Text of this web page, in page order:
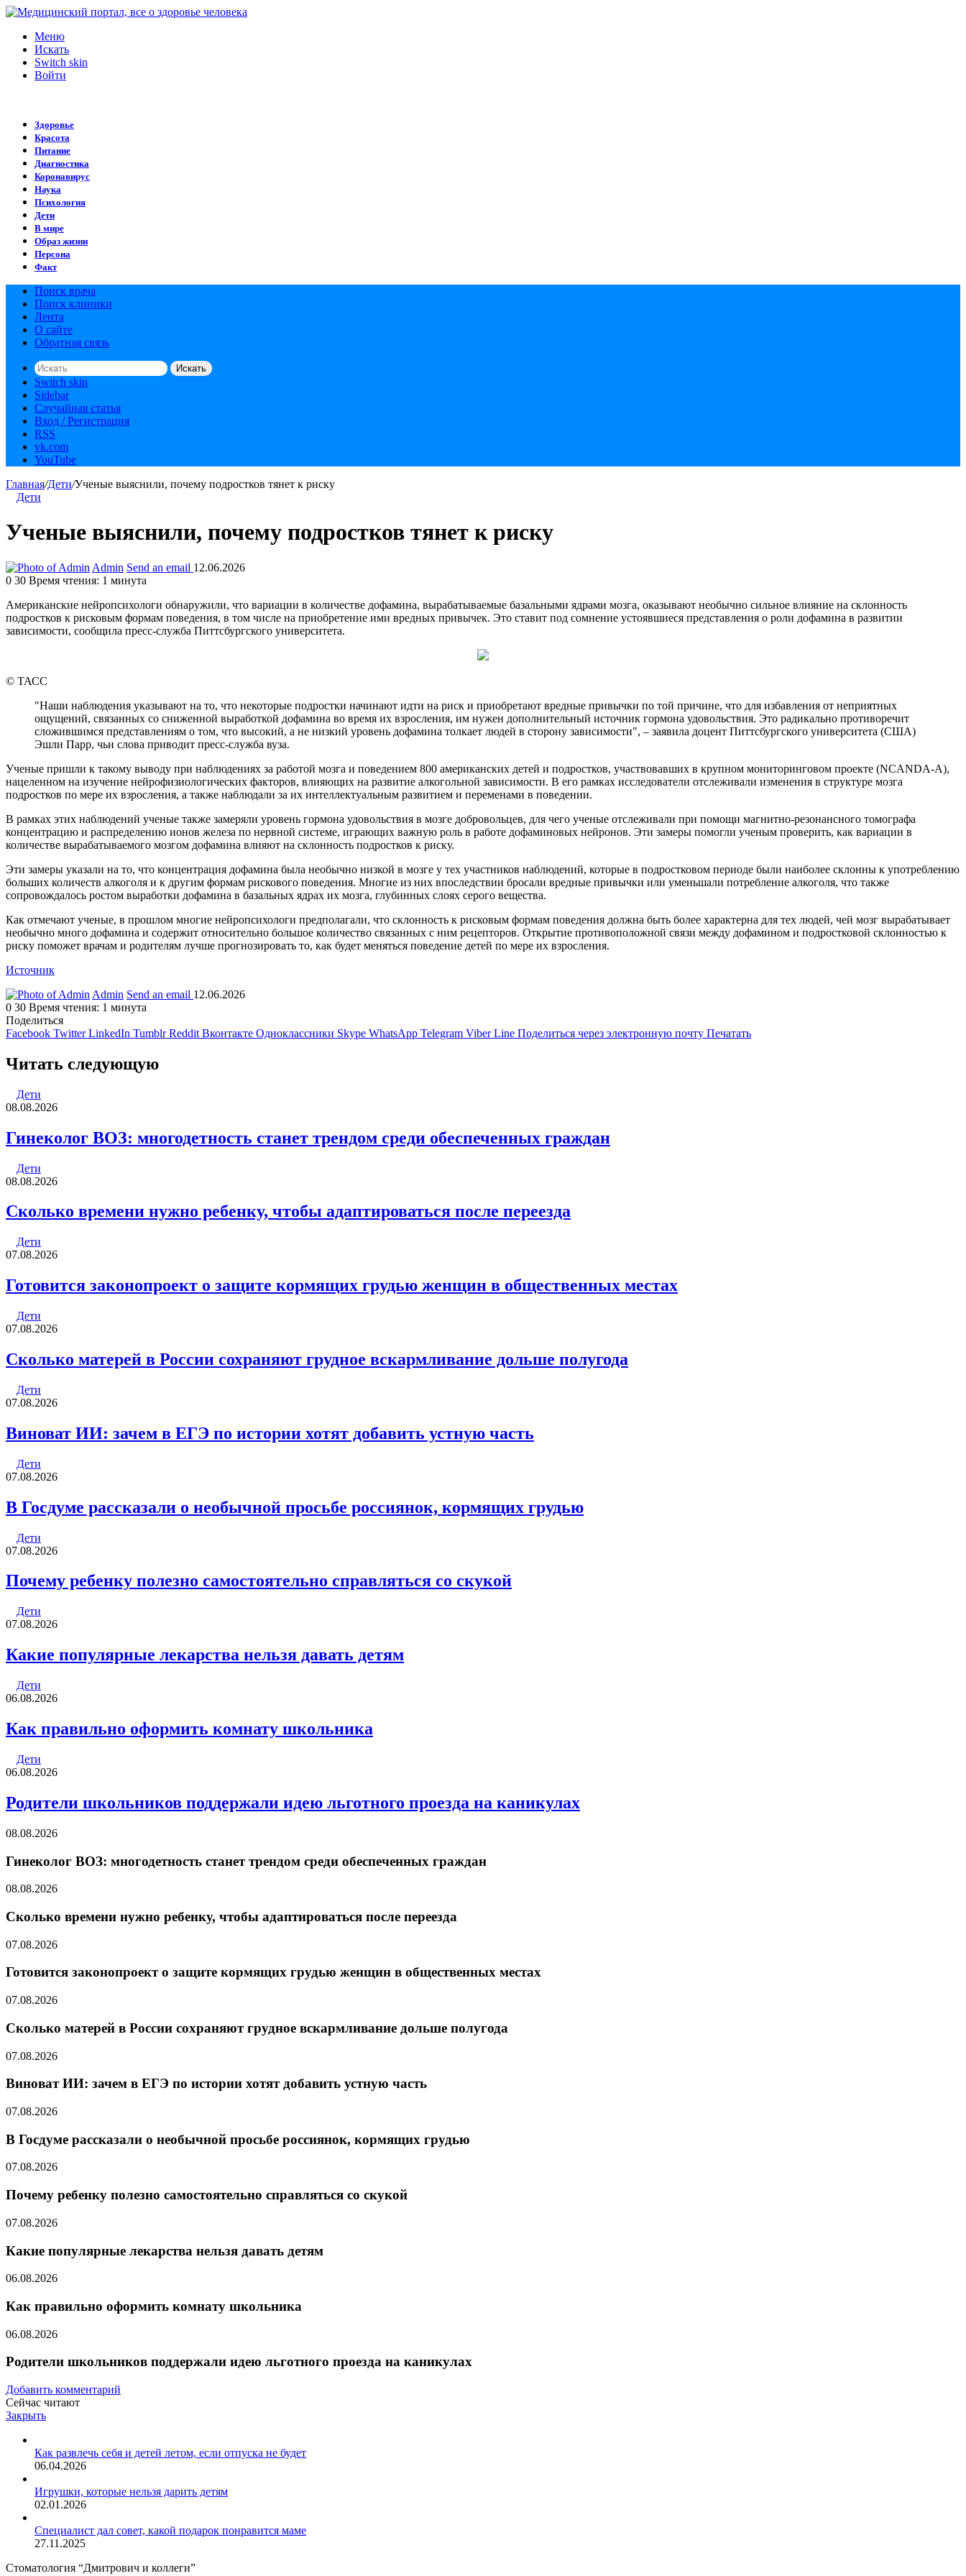
Меню
Искать
Switch skin
Войти
Здоровье
Красота
Питание
Диагностика
Коронавирус
Наука
Психология
Дети
В мире
Образ жизни
Персона
Факт
Поиск врача
Поиск клиники
Лента
О сайте
Обратная связь
Искать
Switch skin
Sidebar
Случайная статья
Вход / Регистрация
RSS
vk.com
YouTube
Главная/Дети/Ученые выяснили, почему подростков тянет к риску
Дети
Ученые выяснили, почему подростков тянет к риску
Admin Send an email 12.06.2026
0 30 Время чтения: 1 минута
Американские нейропсихологи обнаружили, что вариации в количестве дофамина, вырабатываемые базальными ядрами мозга, оказывают необычно сильное влияние на склонность
подростков к рисковым формам поведения, в том числе на приобретение ими вредных привычек. Это ставит под сомнение устоявшиеся представления о роли дофамина в развитии
зависимости, сообщила пресс-служба Питтсбургского университета.
© ТАСС
"Наши наблюдения указывают на то, что некоторые подростки начинают идти на риск и приобретают вредные привычки по той причине, что для избавления от неприятных
ощущений, связанных со сниженной выработкой дофамина во время их взросления, им нужен дополнительный источник гормона удовольствия. Это радикально противоречит
сложившимся представлениям о том, что высокий, а не низкий уровень дофамина толкает людей в сторону зависимости", – заявила доцент Питтсбургского университета (США)
Эшли Парр, чьи слова приводит пресс-служба вуза.
Ученые пришли к такому выводу при наблюдениях за работой мозга и поведением 800 американских детей и подростков, участвовавших в крупном мониторинговом проекте (NCANDA-A),
нацеленном на изучение нейрофизиологических факторов, влияющих на развитие алкогольной зависимости. В его рамках исследователи отслеживали изменения в структуре мозга
подростков по мере их взросления, а также наблюдали за их интеллектуальным развитием и переменами в поведении.
В рамках этих наблюдений ученые также замеряли уровень гормона удовольствия в мозге добровольцев, для чего ученые отслеживали при помощи магнитно-резонансного томографа
концентрацию и распределению ионов железа по нервной системе, играющих важную роль в работе дофаминовых нейронов. Эти замеры помогли ученым проверить, как вариации в
количестве вырабатываемого мозгом дофамина влияют на склонность подростков к риску.
Эти замеры указали на то, что концентрация дофамина была необычно низкой в мозге у тех участников наблюдений, которые в подростковом периоде были наиболее склонны к употреблению
больших количеств алкоголя и к другим формам рискового поведения. Многие из них впоследствии бросали вредные привычки или уменьшали потребление алкоголя, что также
сопровождалось ростом выработки дофамина в базальных ядрах их мозга, глубинных слоях серого вещества.
Как отмечают ученые, в прошлом многие нейропсихологи предполагали, что склонность к рисковым формам поведения должна быть более характерна для тех людей, чей мозг вырабатывает
необычно много дофамина и содержит относительно большое количество связанных с ним рецепторов. Открытие противоположной связи между дофамином и подростковой склонностью к
риску поможет врачам и родителям лучше прогнозировать то, как будет меняться поведение детей по мере их взросления.
Источник
Admin Send an email 12.06.2026
0 30 Время чтения: 1 минута
Поделиться
Facebook Twitter LinkedIn Tumblr Reddit Вконтакте Одноклассники Skype WhatsApp Telegram Viber Line Поделиться через электронную почту Печатать
Читать следующую
Дети
08.08.2026
Гинеколог ВОЗ: многодетность станет трендом среди обеспеченных граждан
Дети
08.08.2026
Сколько времени нужно ребенку, чтобы адаптироваться после переезда
Дети
07.08.2026
Готовится законопроект о защите кормящих грудью женщин в общественных местах
Дети
07.08.2026
Сколько матерей в России сохраняют грудное вскармливание дольше полугода
Дети
07.08.2026
Виноват ИИ: зачем в ЕГЭ по истории хотят добавить устную часть
Дети
07.08.2026
В Госдуме рассказали о необычной просьбе россиянок, кормящих грудью
Дети
07.08.2026
Почему ребенку полезно самостоятельно справляться со скукой
Дети
07.08.2026
Какие популярные лекарства нельзя давать детям
Дети
06.08.2026
Как правильно оформить комнату школьника
Дети
06.08.2026
Родители школьников поддержали идею льготного проезда на каникулах
08.08.2026
Гинеколог ВОЗ: многодетность станет трендом среди обеспеченных граждан
08.08.2026
Сколько времени нужно ребенку, чтобы адаптироваться после переезда
07.08.2026
Готовится законопроект о защите кормящих грудью женщин в общественных местах
07.08.2026
Сколько матерей в России сохраняют грудное вскармливание дольше полугода
07.08.2026
Виноват ИИ: зачем в ЕГЭ по истории хотят добавить устную часть
07.08.2026
В Госдуме рассказали о необычной просьбе россиянок, кормящих грудью
07.08.2026
Почему ребенку полезно самостоятельно справляться со скукой
07.08.2026
Какие популярные лекарства нельзя давать детям
06.08.2026
Как правильно оформить комнату школьника
06.08.2026
Родители школьников поддержали идею льготного проезда на каникулах
Добавить комментарий
Сейчас читают
Закрыть
Как развлечь себя и детей летом, если отпуска не будет
06.04.2026
Игрушки, которые нельзя дарить детям
02.01.2026
Специалист дал совет, какой подарок понравится маме
27.11.2025
Стоматология “Дмитрович и коллеги”